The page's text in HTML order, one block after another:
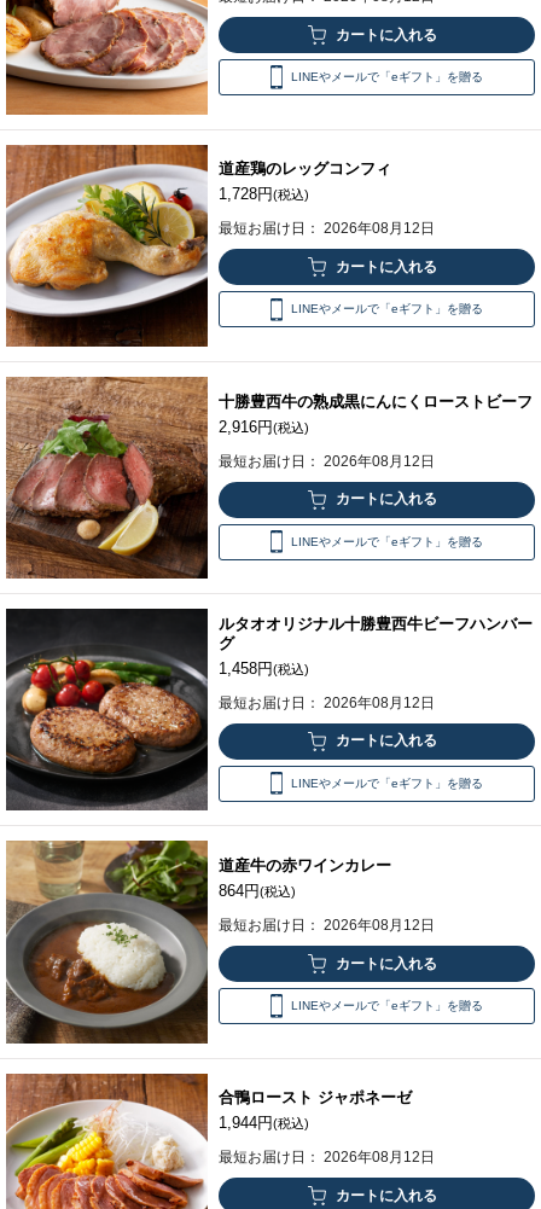
LINEやメールで「eギフト」を贈る
道産鶏のレッグコンフィ
1,728円(税込)
最短お届け日： 2026年08月12日
LINEやメールで「eギフト」を贈る
十勝豊西牛の熟成黒にんにくローストビーフ
2,916円(税込)
最短お届け日： 2026年08月12日
LINEやメールで「eギフト」を贈る
ルタオオリジナル十勝豊西牛ビーフハンバー
グ
1,458円(税込)
最短お届け日： 2026年08月12日
LINEやメールで「eギフト」を贈る
道産牛の赤ワインカレー
864円(税込)
最短お届け日： 2026年08月12日
LINEやメールで「eギフト」を贈る
合鴨ロースト ジャポネーゼ
1,944円(税込)
最短お届け日： 2026年08月12日